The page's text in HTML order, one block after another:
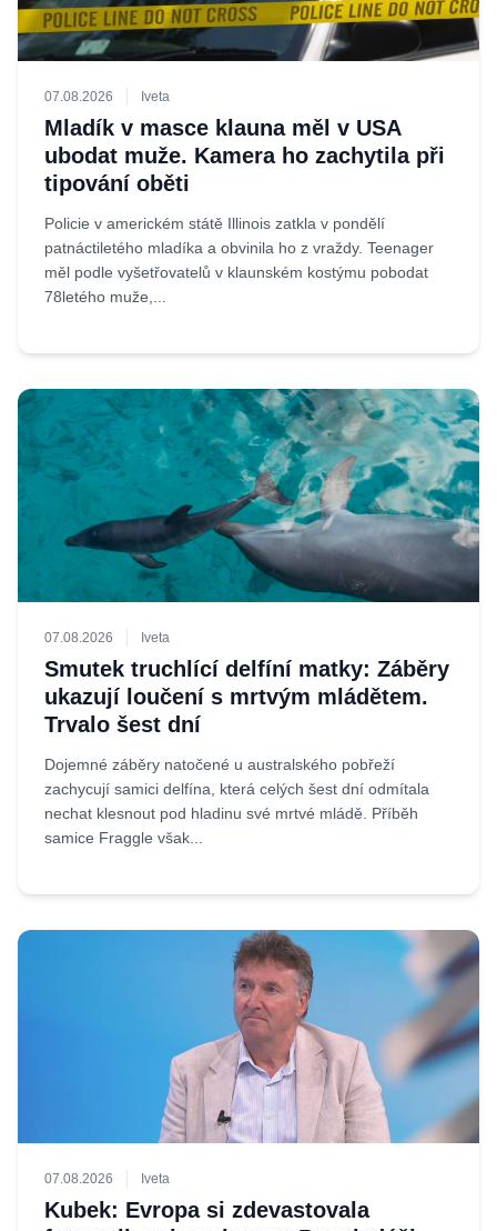
07.08.2026 Iveta
Mladík v masce klauna měl v USA
ubodat muže. Kamera ho zachytila při
tipování oběti
Policie v americkém státě Illinois zatkla v pondělí
patnáctiletého mladíka a obvinila ho z vraždy. Teenager
měl podle vyšetřovatelů v klaunském kostýmu pobodat
78letého muže,...
07.08.2026 Iveta
Smutek truchlící delfíní matky: Záběry
ukazují loučení s mrtvým mládětem.
Trvalo šest dní
Dojemné záběry natočené u australského pobřeží
zachycují samici delfína, která celých šest dní odmítala
nechat klesnout pod hladinu své mrtvé mládě. Příběh
samice Fraggle však...
07.08.2026 Iveta
Kubek: Evropa si zdevastovala